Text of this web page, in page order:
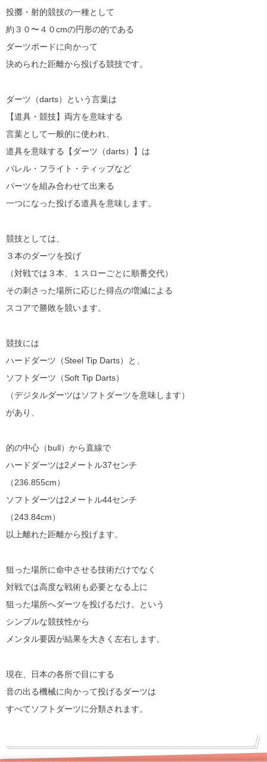
投擲・射的競技の一種として
約３０〜４０cmの円形の的である
ダーツボードに向かって
決められた距離から投げる競技です。
ダーツ（darts）という言葉は
【道具・競技】両方を意味する
言葉として一般的に使われ、
道具を意味する【ダーツ（darts）】は
バレル・フライト・ティップなど
パーツを組み合わせて出来る
一つになった投げる道具を意味します。
競技としては、
３本のダーツを投げ
（対戦では３本、１スローごとに順番交代）
その刺さった場所に応じた得点の増減による
スコアで勝敗を競います。
競技には
ハードダーツ（Steel Tip Darts）と、
ソフトダーツ（Soft Tip Darts）
（デジタルダーツはソフトダーツを意味します）
があり、
的の中心（bull）から直線で
ハードダーツは2メートル37センチ
（236.855cm）
ソフトダーツは2メートル44センチ
（243.84cm）
以上離れた距離から投げます。
狙った場所に命中させる技術だけでなく
対戦では高度な戦術も必要となる上に
狙った場所へダーツを投げるだけ。という
シンプルな競技性から
メンタル要因が結果を大きく左右します。
現在、日本の各所で目にする
音の出る機械に向かって投げるダーツは
すべてソフトダーツに分類されます。